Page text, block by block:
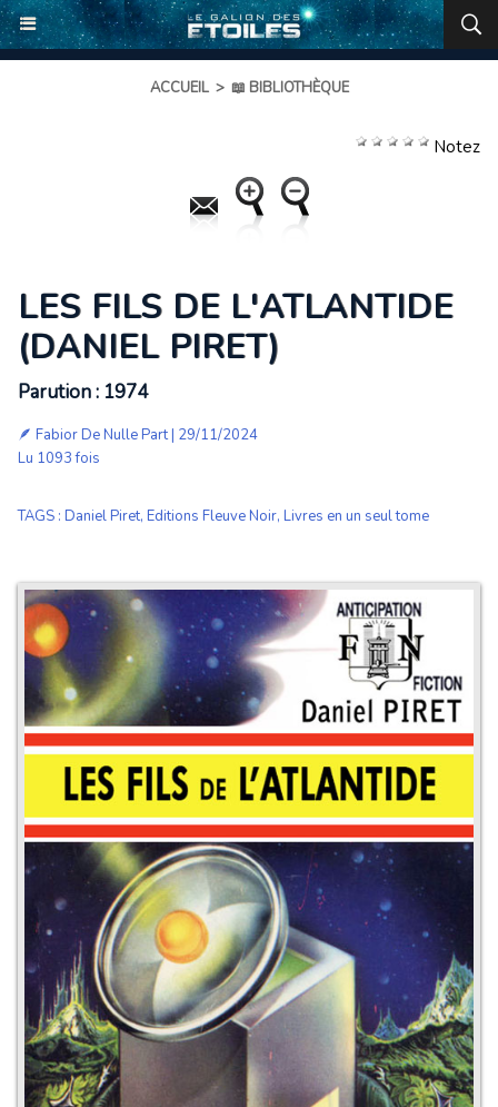
ACCUEIL > 📖 BIBLIOTHÈQUE
Notez
LES FILS DE L'ATLANTIDE
(DANIEL PIRET)
Parution : 1974
🪶 Fabior De Nulle Part| 29/11/2024
Lu 1093 fois
TAGS : Daniel Piret, Editions Fleuve Noir, Livres en un seul tome